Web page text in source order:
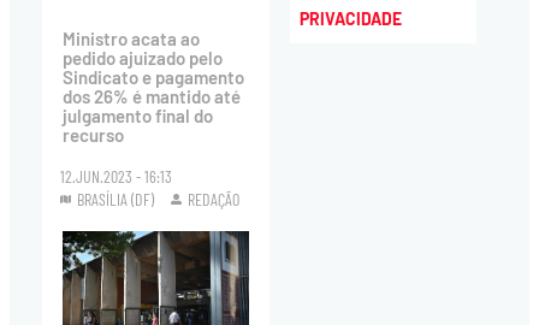
Ministro acata ao
pedido ajuizado pelo
Sindicato e pagamento
dos 26% é mantido até
julgamento final do
recurso
12.JUN.2023 - 16:13
BRASÍLIA (DF)
REDAÇÃO
PRIVACIDADE